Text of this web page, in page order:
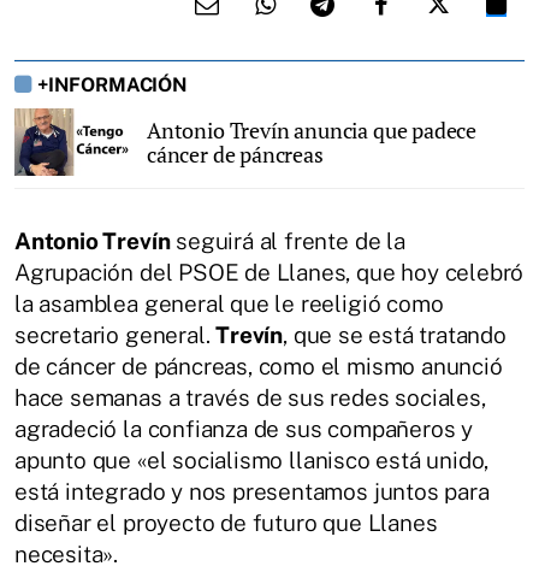
+INFORMACIÓN
Antonio Trevín anuncia que padece
cáncer de páncreas
Antonio Trevínseguirá al frente de la
Agrupación del PSOE de Llanes, que hoy celebró
la asamblea general que le reeligió como
secretario general.Trevín, que se está tratando
de cáncer de páncreas, como el mismo anunció
hace semanas a través de sus redes sociales,
agradeció la confianza de sus compañeros y
apunto que «el socialismo llanisco está unido,
está integrado y nos presentamos juntos para
diseñar el proyecto de futuro que Llanes
necesita».